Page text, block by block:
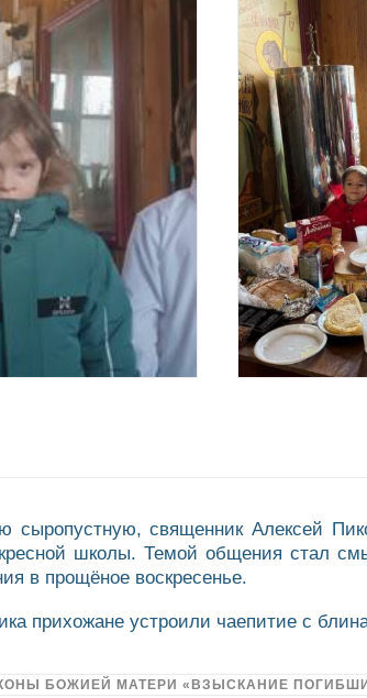
сыропустную, священник Алексей
школы. Темой общения стал
в прощëное воскресенье.
прихожане устроили чаепитие с
БОЖИЕЙ МАТЕРИ «ВЗЫСКАНИЕ